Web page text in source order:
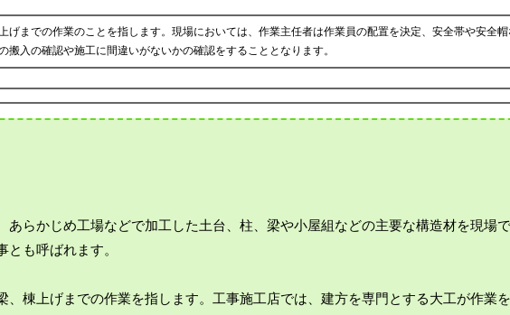
げまでの作業のことを指します。現場においては、作業主任者は作業員の配置を決定、安全帯や安全
入の確認や施工に間違いがないかの確認をすることとなります。
らかじめ工場などで加工した土台、柱、梁や小屋組などの主要な構造材を現場
も呼ばれます。
棟上げまでの作業を指します。工事施工店では、建方を専門とする大工が作業